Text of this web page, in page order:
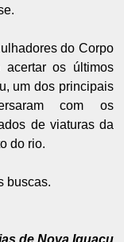
do Corpo
os últimos
um dos principais
com os
de viaturas da
do rio.
buscas.
de Nova Iguaçu